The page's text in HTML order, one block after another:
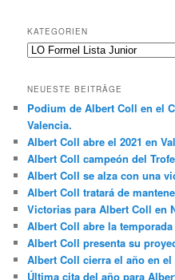
KATEGORIEN
Kategorien
NEUESTE BEITRÄGE
Podium de Albert Coll en el
Valencia.
Albert Coll abre el 2021 en
Albert Coll campeón del
Albert Coll se alza con una
Albert Coll tratará de
Victorias para Albert Coll en
Albert Coll abre la temporada
Albert Coll presenta su
Albert Coll cierra el año en
Última cita del año para